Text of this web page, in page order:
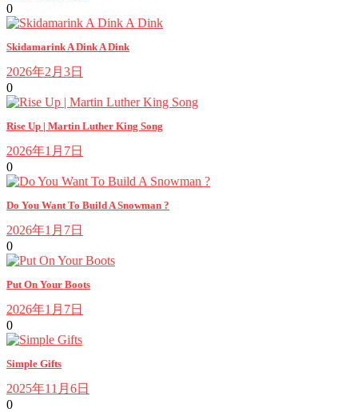
0
Skidamarink A Dink A Dink
2026年2月3日
0
Rise Up | Martin Luther King Song
2026年1月7日
0
Do You Want To Build A Snowman ?
2026年1月7日
0
Put On Your Boots
2026年1月7日
0
Simple Gifts
2025年11月6日
0